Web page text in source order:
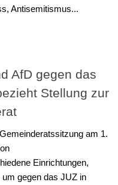
Antisemitismus...
AfD gegen das
Stellung zur
am 1.
Einrichtungen,
gegen das JUZ in